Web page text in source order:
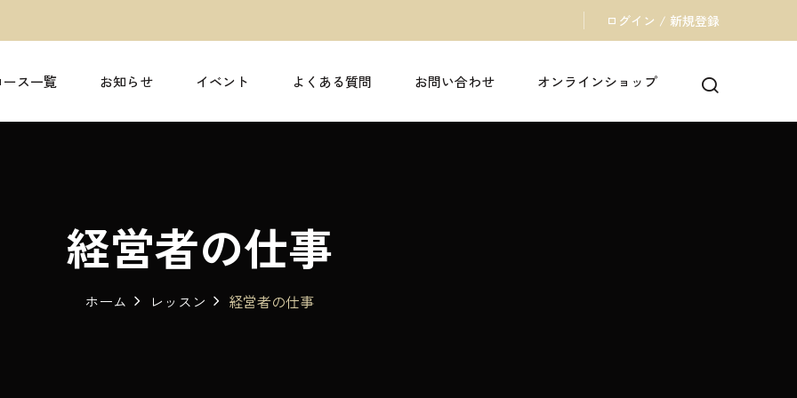
ログイン / 新規登録
ス一覧 お知らせ イベント よくある質問 お問い合わせ オンラインショップ
経営者の仕事
ホーム レッスン 経営者の仕事